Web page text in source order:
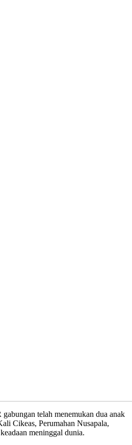
telah menemukan dua anak
Cikeas, Perumahan Nusapala,
meninggal dunia.